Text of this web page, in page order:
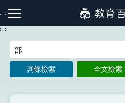
到
主
:::
注音索引圖示 筆畫索引圖示
:::
詞條檢索 全文檢索